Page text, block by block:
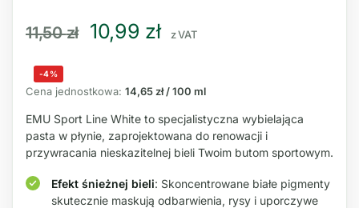
11,50zł 10,99 zł z VAT
-4%
Cena jednostkowa: 14,65 zł / 100 ml
EMU Sport Line White to specjalistyczna wybielająca
pasta w płynie, zaprojektowana do renowacji i
przywracania nieskazitelnej bieli Twoim butom sportowym.
Efekt śnieżnej bieli: Skoncentrowane białe pigmenty
skutecznie maskują odbarwienia, rysy i uporczywe